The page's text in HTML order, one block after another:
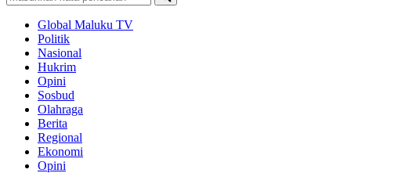
Global Maluku TV
Politik
Nasional
Hukrim
Opini
Sosbud
Olahraga
Berita
Regional
Ekonomi
Opini